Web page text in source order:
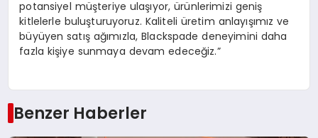
potansiyel müşteriye ulaşıyor, ürünlerimizi geniş
kitlelerle buluşturuyoruz. Kaliteli üretim anlayışımız ve
büyüyen satış ağımızla, Blackspade deneyimini daha
fazla kişiye sunmaya devam edeceğiz.”
Benzer Haberler